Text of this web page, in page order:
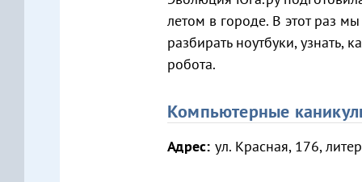
летом в городе. В этот раз
разбирать ноутбуки, узнать,
робота.
Компьютерные
Адрес: ул. Красная, 176,